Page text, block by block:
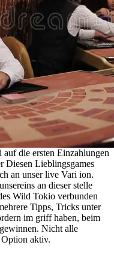
die ersten Einzahlungen
Diesen Lieblingsgames
an unser live Vari ion.
an dieser stelle
Wild Tokio verbunden
Tipps, Tricks unter
im griff haben, beim
Nicht alle
aktiv.